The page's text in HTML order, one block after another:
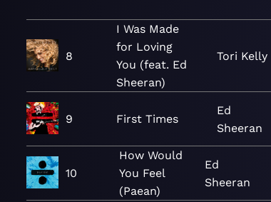
8
I Was Made
for Loving
You (feat. Ed
Sheeran)
Tori Kelly
9 First Times
Ed
Sheeran
10
How Would
You Feel
(Paean)
Ed
Sheeran